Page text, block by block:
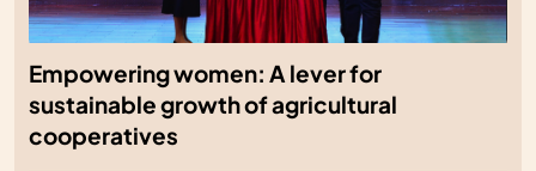
Empowering women: A lever for
sustainable growth of agricultural
cooperatives